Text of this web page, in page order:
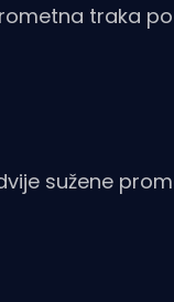
traka
sužene